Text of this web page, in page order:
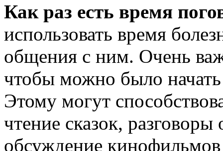
Как раз есть время
использовать время
общения с ним. Очень
чтобы можно было
Этому могут
чтение сказок,
обсуждение